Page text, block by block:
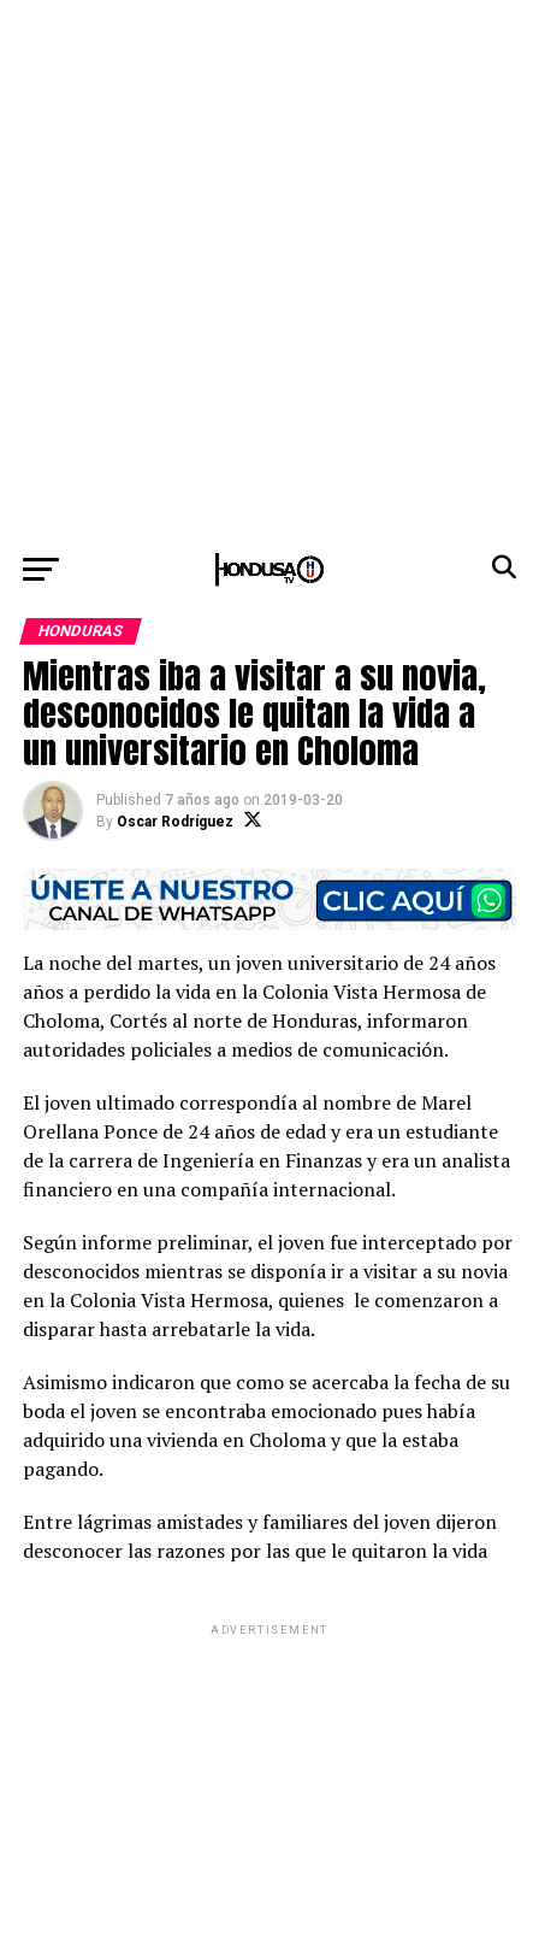
HONDURAS
Mientras iba a visitar a su novia,
desconocidos le quitan la vida a
un universitario en Choloma
Published 7 años ago on 2019-03-20
By Oscar Rodríguez
La noche del martes, un joven universitario de 24 años
años a perdido la vida en la Colonia Vista Hermosa de
Choloma, Cortés al norte de Honduras, informaron
autoridades policiales a medios de comunicación.
El joven ultimado correspondía al nombre de Marel
Orellana Ponce de 24 años de edad y era un estudiante
de la carrera de Ingeniería en Finanzas y era un analista
financiero en una compañía internacional.
Según informe preliminar, el joven fue interceptado por
desconocidos mientras se disponía ir a visitar a su novia
en la Colonia Vista Hermosa, quienes le comenzaron a
disparar hasta arrebatarle la vida.
Asimismo indicaron que como se acercaba la fecha de su
boda el joven se encontraba emocionado pues había
adquirido una vivienda en Choloma y que la estaba
pagando.
Entre lágrimas amistades y familiares del joven dijeron
desconocer las razones por las que le quitaron la vida
ADVERTISEMENT